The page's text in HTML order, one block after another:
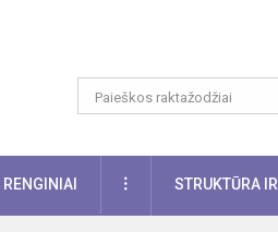
RENGINIAI DAUGIAUSTRUKTŪRA